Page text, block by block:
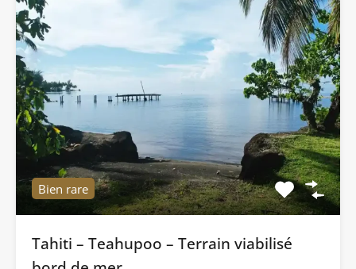
Bien rare
Tahiti – Teahupoo – Terrain viabilisé